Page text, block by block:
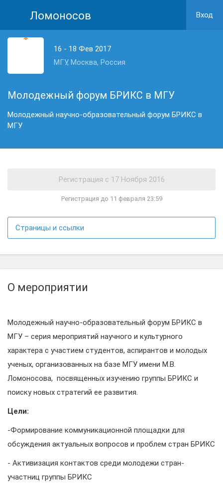
Ломоносов Вход
16 - 18 Фев 2017
МГУ, Москва, Россия
Молодежный форум БРИКС в МГУ
Молодежный научно-образовательный форум БРИКС в
МГУ
Регистрация до 11 февраля 23:59
Страницы и ссылки
О мероприятии
Молодежный научно-образовательный форум БРИКС в
МГУ – серия мероприятий научного и культурного
характера с участием студентов, аспирантов и молодых
ученых, организованных на базе МГУ имени М.В.
Ломоносова, посвященных изучению группы БРИКС и
поиску новых стратегий ее развития.
Цели:
-Формирование коммуникационной площадки для
обсуждения актуальных вопросов и проблем стран БРИКС
- Активизация контактов среди молодежи стран-
участниц группы БРИКС